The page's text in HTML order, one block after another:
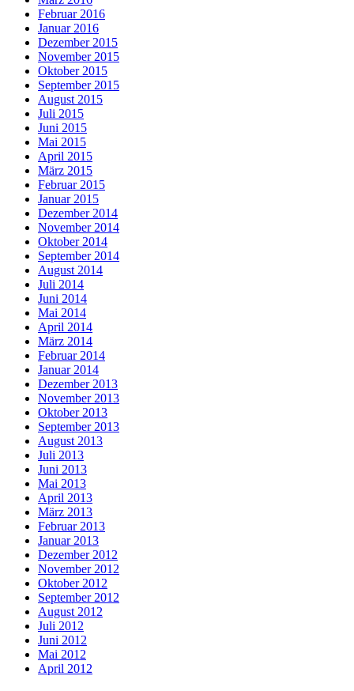
Februar 2016
Januar 2016
Dezember 2015
November 2015
Oktober 2015
September 2015
August 2015
Juli 2015
Juni 2015
Mai 2015
April 2015
März 2015
Februar 2015
Januar 2015
Dezember 2014
November 2014
Oktober 2014
September 2014
August 2014
Juli 2014
Juni 2014
Mai 2014
April 2014
März 2014
Februar 2014
Januar 2014
Dezember 2013
November 2013
Oktober 2013
September 2013
August 2013
Juli 2013
Juni 2013
Mai 2013
April 2013
März 2013
Februar 2013
Januar 2013
Dezember 2012
November 2012
Oktober 2012
September 2012
August 2012
Juli 2012
Juni 2012
Mai 2012
April 2012